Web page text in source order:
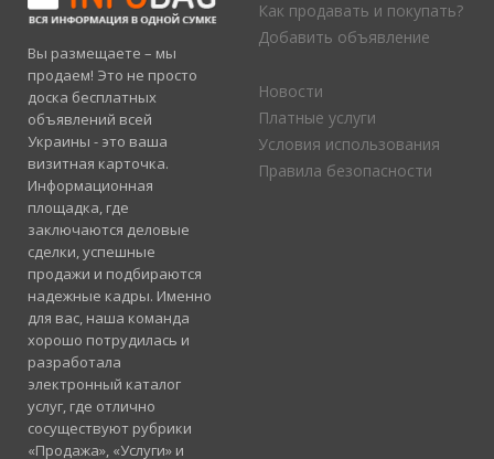
Вы размещаете – мы
продаем! Это не просто
доска бесплатных
объявлений всей
Украины - это ваша
визитная карточка.
Информационная
площадка, где
заключаются деловые
сделки, успешные
продажи и подбираются
надежные кадры. Именно
для вас, наша команда
хорошо потрудилась и
разработала
электронный каталог
услуг, где отлично
сосуществуют рубрики
«Продажа», «Услуги» и
Как продавать и покупать?
Добавить объявление
Новости
Платные услуги
Условия использования
Правила безопасности